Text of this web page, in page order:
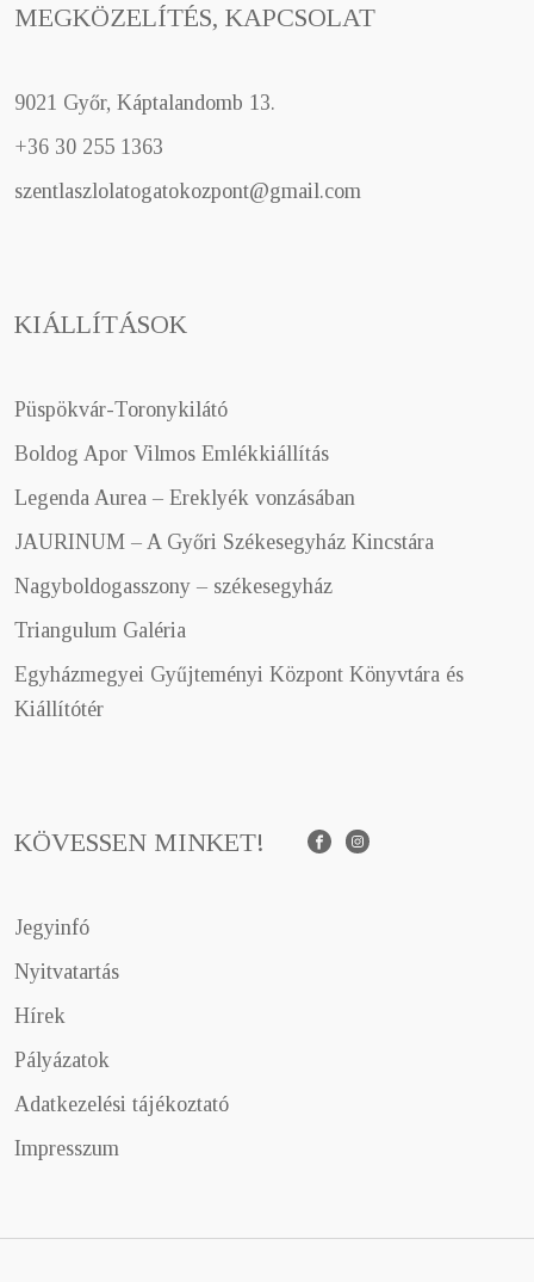
MEGKÖZELÍTÉS, KAPCSOLAT
9021 Győr, Káptalandomb 13.
+36 30 255 1363
szentlaszlolatogatokozpont@gmail.com
KIÁLLÍTÁSOK
Püspökvár-Toronykilátó
Boldog Apor Vilmos Emlékkiállítás
Legenda Aurea – Ereklyék vonzásában
JAURINUM – A Győri Székesegyház Kincstára
Nagyboldogasszony – székesegyház
Triangulum Galéria
Egyházmegyei Gyűjteményi Központ Könyvtára és
Kiállítótér
KÖVESSEN MINKET! FacebookInstagram
Jegyinfó
Nyitvatartás
Hírek
Pályázatok
Adatkezelési tájékoztató
Impresszum